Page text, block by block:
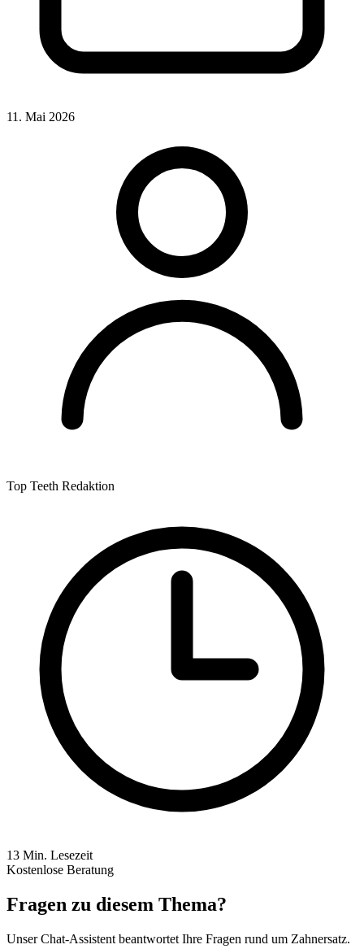
11. Mai 2026
Top Teeth Redaktion
13 Min. Lesezeit
Kostenlose Beratung
Fragen zu diesem Thema?
Unser Chat-Assistent beantwortet Ihre Fragen rund um Zahnersatz.